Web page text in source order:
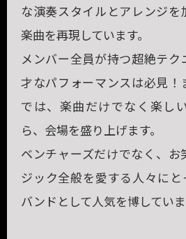
な演奏スタイルとアレンジ
楽曲を再現しています。
メンバー全員が持つ超絶テ
才なパフォーマンスは必見
では、楽曲だけでなく楽し
ら、会場を盛り上げます。
ベンチャーズだけでなく、お
ジック全般を愛する人々にと
バンドとして人気を博していま